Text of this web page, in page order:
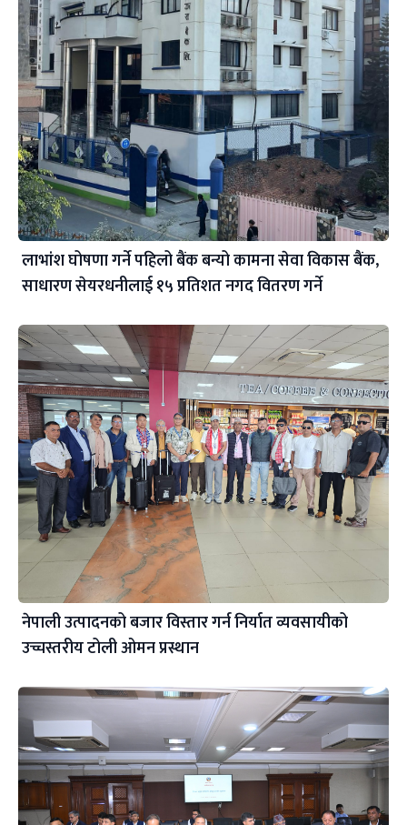
लाभांश घोषणा गर्ने पहिलो बैंक बन्यो कामना सेवा विकास बैंक,
साधारण सेयरधनीलाई १५ प्रतिशत नगद वितरण गर्ने
नेपाली उत्पादनको बजार विस्तार गर्न निर्यात व्यवसायीको
उच्चस्तरीय टोली ओमन प्रस्थान